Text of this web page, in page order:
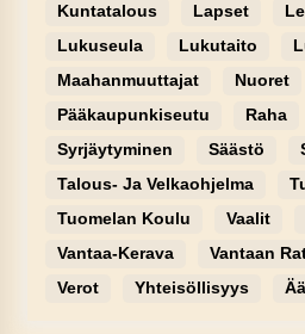
Kuntatalous
Lapset
Lukuseula
Lukutaito
Maahanmuuttajat
Nuoret
Pääkaupunkiseutu
Raha
Syrjäytyminen
Säästö
Talous- Ja Velkaohjelma
Tuomelan Koulu
Vaalit
Vantaa-Kerava
Vantaan
Verot
Yhteisöllisyys